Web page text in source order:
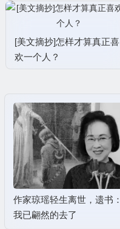
[美文摘抄]怎样才算真正喜
欢一个人？
作家琼瑶轻生离世，遗书：
我已翩然的去了